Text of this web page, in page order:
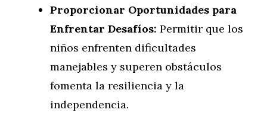
Proporcionar Oportunidades para
Enfrentar Desafíos: Permitir que los
niños enfrenten dificultades
manejables y superen obstáculos
fomenta la resiliencia y la
independencia.